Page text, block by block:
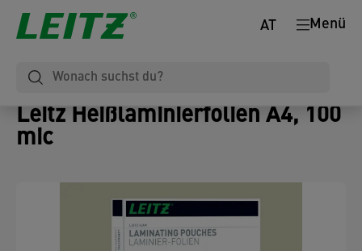
Menü
AT
Leitz Heißlaminierfolien A4, 100
mic